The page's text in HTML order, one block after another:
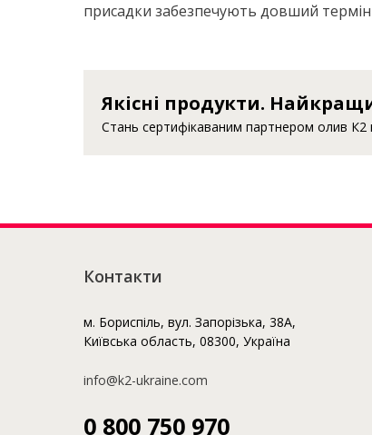
присадки забезпечують довший
Якісні продукти.
Стань сертифікаваним партнером олив К2
Контакти
0 800 750 970
м. Бориспіль, вул. Запорізька, 38А,
Київська область, 08300, Україна
info@k2-ukraine.com